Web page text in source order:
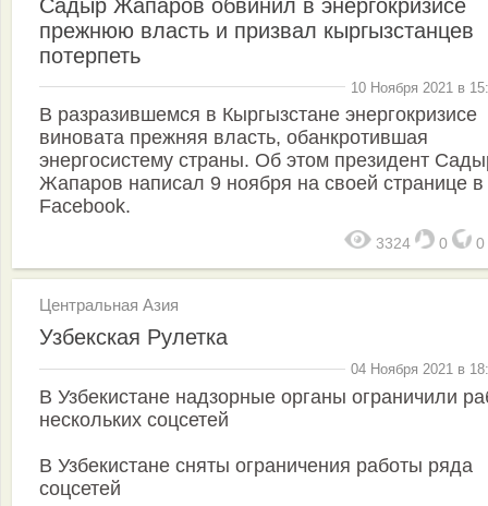
Садыр Жапаров обвинил в энергокризисе
прежнюю власть и призвал кыргызстанцев
потерпеть
10 Ноября 2021 в
В разразившемся в Кыргызстане энергокризисе
виновата прежняя власть, обанкротившая
энергосистему страны. Об этом президент
Жапаров написал 9 ноября на своей странице в
Facebook.
3324 0 0
Центральная Азия
Узбекская Рулетка
04 Ноября 2021 в
В Узбекистане надзорные органы ограничили
нескольких соцсетей
В Узбекистане сняты ограничения работы ряда
соцсетей